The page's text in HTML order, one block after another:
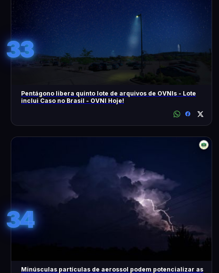
33
Pentágono libera quinto lote de arquivos de OVNIs - Lote
inclui Caso no Brasil - OVNI Hoje!
34
Minúsculas partículas de aerossol podem potencializar as